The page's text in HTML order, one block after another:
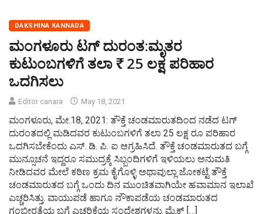
DAKSHINA KANNADA
ಮಂಗಳೂರು ಟಗ್ ದುರಂತ:ಮೃತರ
ಕುಟುಂಬಗಳಿಗೆ ತಲಾ ₹ 25 ಲಕ್ಷ ಪರಿಹಾರ
ಒದಗಿಸಲು
Editor canara May 18, 2021
ಮಂಗಳೂರು, ಮೇ.18, 2021: ತೌಕ್ತೆ ಚಂಡಮಾರುತದಿಂದ ನಡೆದ ಟಗ್
ದುರಂತದಲ್ಲಿ ಮಡಿದವರ ಕುಟುಂಬಗಳಿಗೆ ತಲಾ 25 ಲಕ್ಷ ರೂ ಪರಿಹಾರ
ಒದಗಿಸಬೇಕೆಂದು ಎಸ್. ಡಿ. ಪಿ. ಐ ಆಗ್ರಹಿಸಿದೆ. ತೌಕ್ತೆ ಚಂಡಮಾರುತದ ಬಗ್ಗೆ
ಮುನ್ಸೂಚನೆ ಇದ್ದರೂ ಸಮುದ್ರಕ್ಕೆ ಸಿಬ್ಬಂದಿಗಳಿಗೆ ಇಳಿಯಲು ಅನುಮತಿ
ನೀಡಿದವರ ಮೇಲೆ ಕಠಿಣ ಕ್ರಮ ಕೈಗೊಳ್ಳಿ ಅಥಾವುಲ್ಲಾ ಜೋಕಟ್ಟೆ ತೌಕ್ತೆ
ಚಂಡಮಾರುತದ ಬಗ್ಗೆ ಒಂದು ದಿನ ಮುಂಚಿತವಾಗಿಯೇ ಹವಾಮಾನ ಇಲಾಖೆ
ಎಚ್ಚರಿಸಿತ್ತು. ವಾಯುಪಡೆ ಹಾಗೂ ನೌಕಾಪಡೆಯ ಚಂಡಮಾರುತದ
ಗಂಭೀರತೆಯ ಬಗ್ಗೆ ಎಚ್ಚರಿಕೆಯ ಸಂದೇಶಗಳನ್ನು ಮೈಕ್ […]